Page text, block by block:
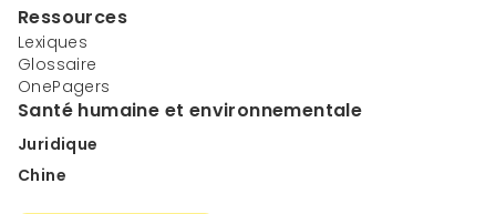
Ressources
Lexiques
Glossaire
OnePagers
Santé humaine et environnementale
Juridique
Chine